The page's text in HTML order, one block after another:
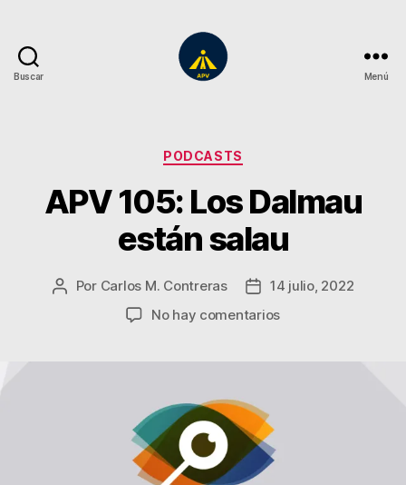
Buscar Menú
Categorías
PODCASTS
APV 105: Los Dalmau
están salau
Autor
Por Carlos M. Contreras
Fecha
de
14 julio, 2022
No hay comentariosen